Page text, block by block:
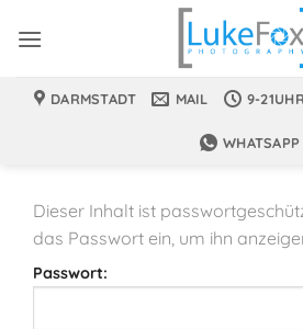
Inhalt
DARMSTADT MAIL 9-21UHR
WHATSAPP
Dieser Inhalt ist
das Passwort ein, um ihn
Passwort: